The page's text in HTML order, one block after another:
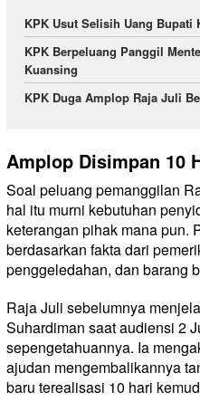
KPK Usut Selisih Uang Bupati
KPK Berpeluang Panggil
Kuansing
KPK Duga Amplop Raja Juli
Amplop Disimpan 10
Soal peluang pemanggilan
hal itu murni kebutuhan
keterangan pihak mana pun.
berdasarkan fakta dari
penggeledahan, dan barang
Raja Juli sebelumnya
Suhardiman saat audiensi 2
sepengetahuannya. Ia
ajudan mengembalikannya
baru terealisasi 10 hari